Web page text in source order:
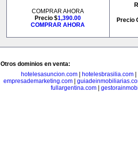
COMPRAR AHORA
Precio $1,390.00
COMPRAR AHORA
Precio
Otros dominios en venta:
hotelesasuncion.com| hotelesbrasilia.com|
empresademarketing.com|
fullargentina.com